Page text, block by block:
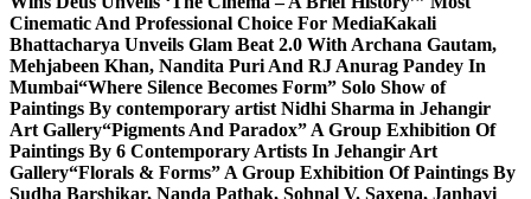
Cinematic And Professional Choice For MediaKakali
Bhattacharya Unveils Glam Beat 2.0 With Archana Gautam,
Mehjabeen Khan, Nandita Puri And RJ Anurag Pandey In
Mumbai“Where Silence Becomes Form” Solo Show of
Paintings By contemporary artist Nidhi Sharma in Jehangir
Art Gallery“Pigments And Paradox” A Group Exhibition Of
Paintings By 6 Contemporary Artists In Jehangir Art
Gallery“Florals & Forms” A Group Exhibition Of Paintings By
Sudha Barshikar, Nanda Pathak, Sohnal V. Saxena, Janhavi